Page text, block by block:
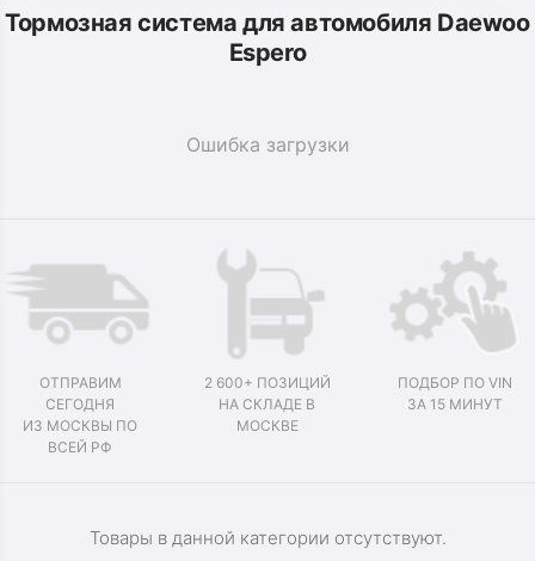
Тормозная система для автомобиля Daewoo
Espero
Ошибка загрузки
ОТПРАВИМ
СЕГОДНЯ
ИЗ МОСКВЫ ПО
ВСЕЙ РФ
2 600+ ПОЗИЦИЙ
НА СКЛАДЕ В
МОСКВЕ
ПОДБОР ПО VIN
ЗА 15 МИНУТ
Товары в данной категории отсутствуют.